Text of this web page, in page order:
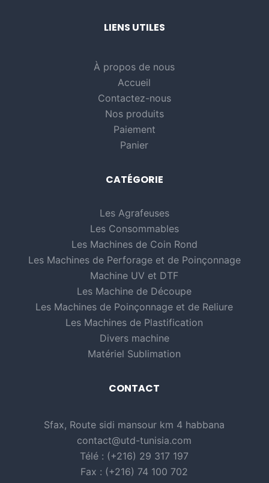
LIENS UTILES
À propos de nous
Accueil
Contactez-nous
Nos produits
Paiement
Panier
CATÉGORIE
Les Agrafeuses
Les Consommables
Les Machines de Coin Rond
Les Machines de Perforage et de Poinçonnage
Machine UV et DTF
Les Machine de Découpe
Les Machines de Poinçonnage et de Reliure
Les Machines de Plastification
Divers machine
Matériel Sublimation
CONTACT
Sfax, Route sidi mansour km 4 habbana
contact@utd-tunisia.com
Télé : (+216) 29 317 197
Fax : (+216) 74 100 702